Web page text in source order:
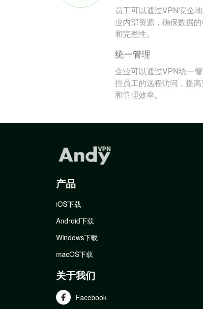
员工可以通过VPN安全
业内部资源，确保数据
和完整性。
统一管理
企业可以通过VPN统一
控员工的远程访问，提
和管理效率。
产品
iOS下载
Android下载
Windows下载
macOS下载
关于我们
Facebook